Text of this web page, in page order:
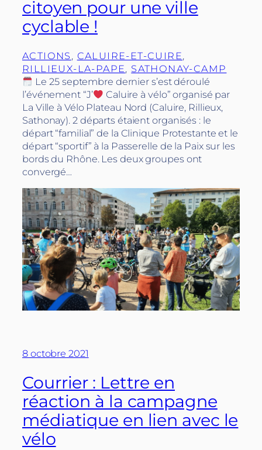
citoyen pour une ville
cyclable !
ACTIONS , CALUIRE-ET-CUIRE
RILLIEUX-LA-PAPE, SATHONAY-CAMP
Le 25 septembre dernier s’est déroulé
l’événement “J’
Caluire à vélo” organisé par
La Ville à Vélo Plateau Nord (Caluire, Rillieux,
Sathonay). 2 départs étaient organisés : le
départ “familial” de la Clinique Protestante et le
départ “sportif” à la Passerelle de la Paix sur les
bords du Rhône. Les deux groupes ont
convergé…
8 octobre 2021
Courrier : Lettre en
réaction à la campagne
médiatique en lien avec le
vélo